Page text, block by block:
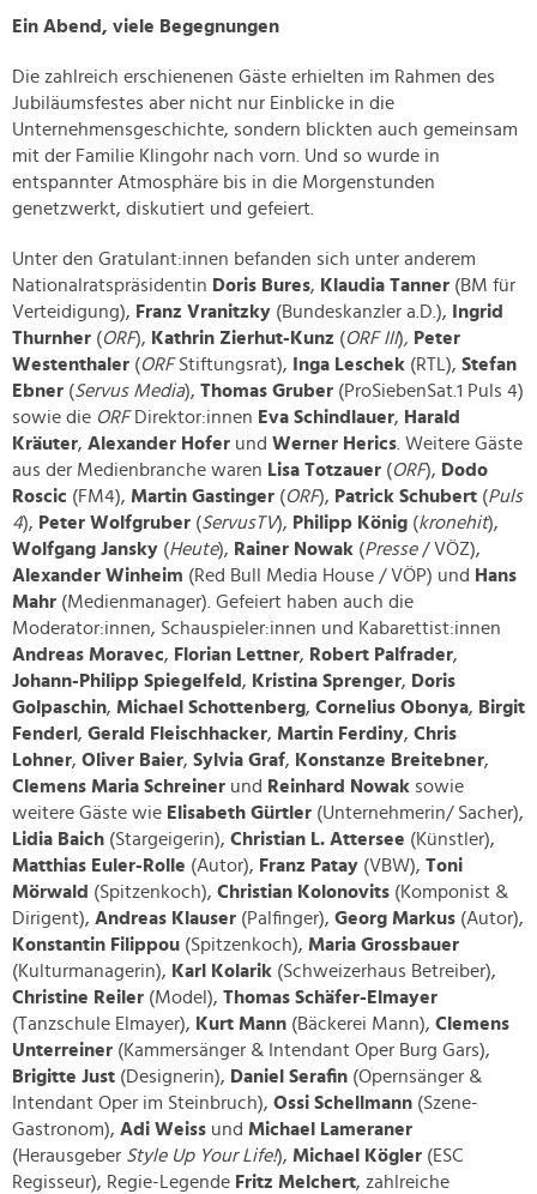
Ein Abend, viele Begegnungen
Die zahlreich erschienenen Gäste erhielten im Rahmen des
Jubiläumsfestes aber nicht nur Einblicke in die
Unternehmensgeschichte, sondern blickten auch gemeinsam
mit der Familie Klingohr nach vorn. Und so wurde in
entspannter Atmosphäre bis in die Morgenstunden
genetzwerkt, diskutiert und gefeiert.
Unter den Gratulant:innen befanden sich unter anderem
Nationalratspräsidentin Doris Bures, Klaudia Tanner (BM für
Verteidigung), Franz Vranitzky (Bundeskanzler a.D.),
Ingrid
Thurnher (ORF), Kathrin Zierhut-Kunz (ORF III), Peter
Westenthaler (ORFStiftungsrat), Inga Leschek (RTL), Stefan
Ebner (Servus Media), Thomas Gruber (ProSiebenSat.1 Puls 4)
sowie die ORFDirektor:innen Eva Schindlauer, Harald
Kräuter, Alexander Hofer und Werner Herics . Weitere Gäste
aus der Medienbranche waren Lisa Totzauer (ORF), Dodo
Roscic (FM4), Martin Gastinger (ORF), Patrick Schubert (Puls
4), Peter Wolfgruber (ServusTV), Philipp König (kronehit),
Wolfgang Jansky (Heute), Rainer Nowak (Presse / VÖZ),
Alexander Winheim (Red Bull Media House / VÖP) und Hans
Mahr (Medienmanager) . Gefeiert haben auch die
Moderator:innen, Schauspieler:innen und Kabarettist:innen
Andreas Moravec, Florian Lettner, Robert Palfrader,
Johann-Philipp Spiegelfeld , Kristina Sprenger, Doris
Golpaschin, Michael Schottenberg, Cornelius Obonya, Birgit
Fenderl , Gerald Fleischhacker, Martin Ferdiny, Chris
Lohner, Oliver Baier, Sylvia Graf, Konstanze Breitebner,
Clemens Maria Schreiner und Reinhard Nowak sowie
weitere Gäste wie Elisabeth Gürtler (Unternehmerin/ Sacher),
Lidia Baich (Stargeigerin), Christian L. Attersee (Künstler),
Matthias Euler-Rolle (Autor), Franz Patay (VBW), Toni
Mörwald (Spitzenkoch), Christian Kolonovits (Komponist &
Dirigent), Andreas Klauser (Palfinger), Georg Markus (Autor),
Konstantin Filippou (Spitzenkoch), Maria Grossbauer
(Kulturmanagerin), Karl Kolarik (Schweizerhaus Betreiber),
Christine Reiler (Model), Thomas Schäfer-Elmayer
(Tanzschule Elmayer), Kurt Mann (Bäckerei Mann), Clemens
Unterreiner (Kammersänger & Intendant Oper Burg Gars),
Brigitte Just (Designerin), Daniel Serafin (Opernsänger &
Intendant Oper im Steinbruch), Ossi Schellmann (Szene-
Gastronom), Adi Weiss und Michael Lameraner
(Herausgeber Style Up Your Life!), Michael Kögler (ESC
Regisseur), Regie-Legende Fritz Melchert, zahlreiche